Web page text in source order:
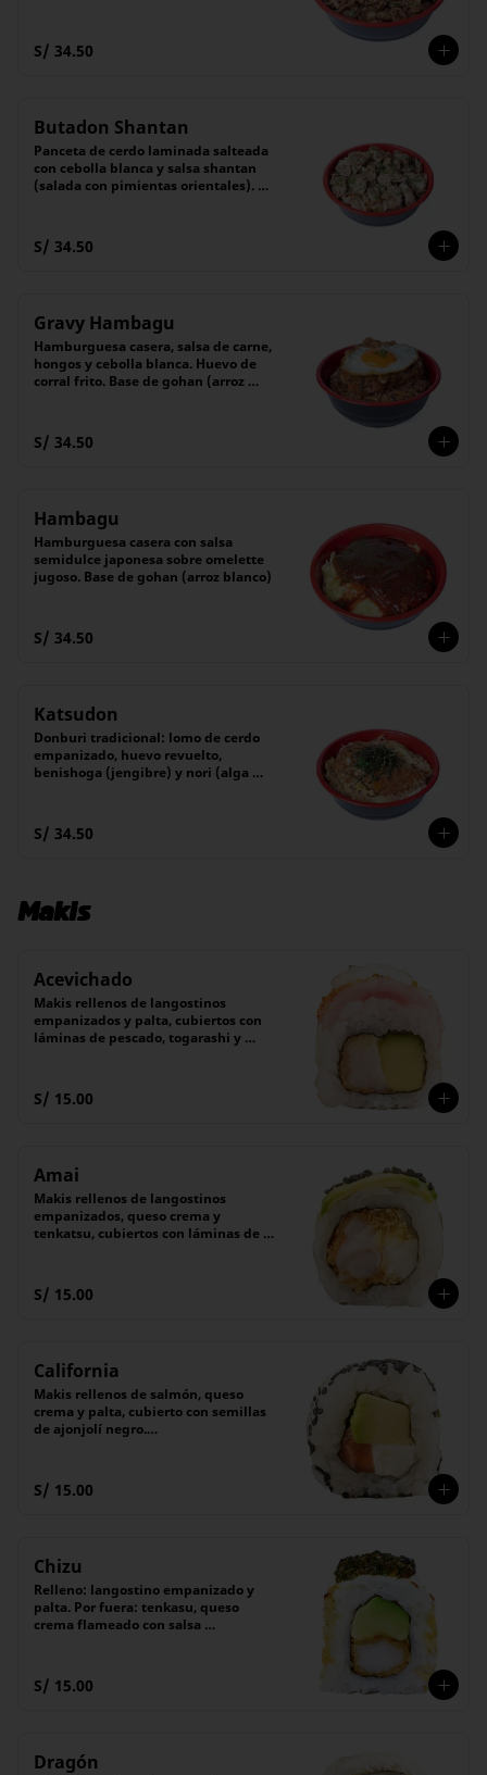
S/ 34.50
Butadon Shantan
Panceta de cerdo laminada salteada
con cebolla blanca y salsa shantan
(salada con pimientas orientales).
S/ 34.50
Gravy Hambagu
Hamburguesa casera, salsa de carne,
hongos y cebolla blanca. Huevo de
corral frito. Base de gohan (arroz
S/ 34.50
Hambagu
Hamburguesa casera con salsa
semidulce japonesa sobre omelette
jugoso. Base de gohan (arroz blanco)
S/ 34.50
Katsudon
Donburi tradicional: lomo de cerdo
empanizado, huevo revuelto,
benishoga (jengibre) y nori (alga
guiso de cebolla salteada.
S/ 34.50
Makis
Acevichado
Makis rellenos de langostinos
empanizados y palta, cubiertos con
láminas de pescado, togarashi y
de la casa.
(6 piezas)
S/ 15.00
Amai
Makis rellenos de langostinos
empanizados, queso crema y
tenkatsu, cubiertos con láminas de
(6 unidades).
S/ 15.00
California
Makis rellenos de salmón, queso
crema y palta, cubierto con semillas
de ajonjolí negro.
(6 unidades).
S/ 15.00
Chizu
Relleno: langostino empanizado y
palta. Por fuera: tenkasu, queso
crema flameado con salsa
S/ 15.00
Dragón